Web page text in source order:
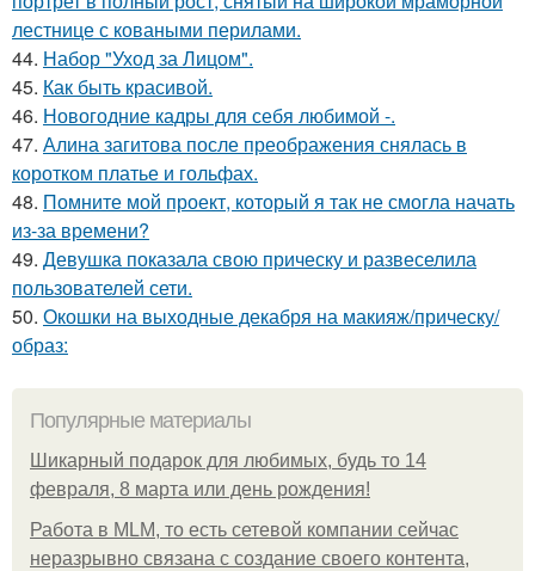
лестнице с коваными перилами.
44. Набор "Уход за Лицом".
45. Как быть красивой.
46. Новогодние кадры для себя любимой -.
47. Алина загитова после преображения снялась в
коротком платье и гольфах.
48. Помните мой проект, который я так не смогла начать
из-за времени?
49. Девушка показала свою прическу и развеселила
пользователей сети.
50. Окошки на выходные декабря на макияж/прическу/
образ:
Популярные материалы
Шикарный подарок для любимых, будь то 14
февраля, 8 марта или день рождения!
Работа в MLM, то есть сетевой компании сейчас
неразрывно связана с создание своего контента,